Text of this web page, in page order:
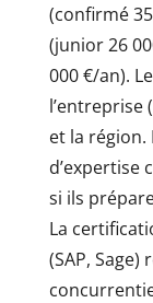
(confirmé
(junior 26
000 €/an).
l’entreprise
et la région.
d’expertise
si ils
La
(SAP,